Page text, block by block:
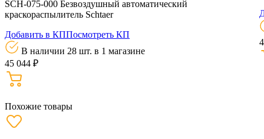
SCH-075-000 Безвоздушный автоматический
краскораcпылитель Schtaer
Добавить в КППосмотреть КП
В наличии 28 шт. в 1 магазине
45 044 ₽
Похожие товары